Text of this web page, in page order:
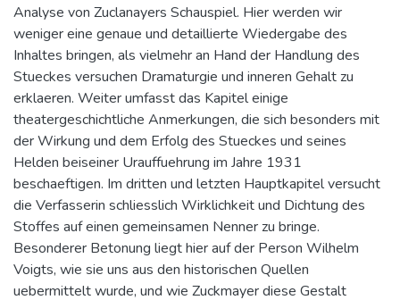
Analyse von Zuclanayers Schauspiel. Hier werden wir
weniger eine genaue und detaillierte Wiedergabe des
Inhaltes bringen, als vielmehr an Hand der Handlung des
Stueckes versuchen Dramaturgie und inneren Gehalt zu
erklaeren. Weiter umfasst das Kapitel einige
theatergeschichtliche Anmerkungen, die sich besonders mit
der Wirkung und dem Erfolg des Stueckes und seines
Helden beiseiner Urauffuehrung im Jahre 1931
beschaeftigen. Im dritten und letzten Hauptkapitel versucht
die Verfasserin schliesslich Wirklichkeit und Dichtung des
Stoffes auf einen gemeinsamen Nenner zu bringe.
Besonderer Betonung liegt hier auf der Person Wilhelm
Voigts, wie sie uns aus den historischen Quellen
uebermittelt wurde, und wie Zuckmayer diese Gestalt